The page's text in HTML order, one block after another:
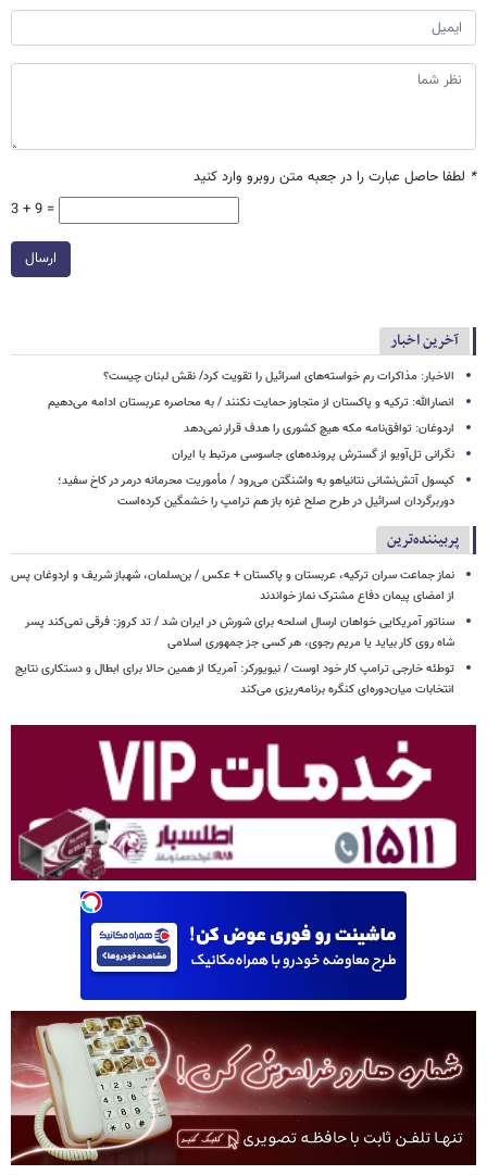
* لطفا حاصل عبارت را در جعبه متن روبرو وارد کنید
3 + 9 =
ارسال
آخرین اخبار
الاخبار: مذاکرات رم خواسته‌های اسرائیل را تقویت کرد/ نقش لبنان چیست؟
انصارالله: ترکیه و پاکستان از متجاوز حمایت نکنند / به محاصره عربستان ادامه می‌دهیم
اردوغان: توافق‌نامه مکه هیچ کشوری را هدف قرار نمی‌دهد
نگرانی تل‌آویو از گسترش پرونده‌های جاسوسی مرتبط با ایران
کپسول آتش‌نشانی نتانیاهو به واشنگتن می‌رود / مأموریت محرمانه درمر در کاخ سفید؛
دوربرگردان اسرائیل در طرح صلح غزه باز هم ترامپ را خشمگین کرده‌است
پربیننده‌ترین
نماز جماعت سران ترکیه، عربستان و پاکستان + عکس / بن‌سلمان، شهباز شریف و اردوغان پس
از امضای پیمان دفاع مشترک نماز خواندند
سناتور آمریکایی خواهان ارسال اسلحه برای شورش در ایران شد / تد کروز: فرقی نمی‌کند پسر
شاه روی کار بیاید یا مریم رجوی، هر کسی جز جمهوری اسلامی
توطئه خارجی ترامپ کار خود اوست / نیویورکر: آمریکا از همین حالا برای ابطال و دستکاری نتایج
انتخابات میان‌دوره‌ای کنگره برنامه‌ریزی می‌کند